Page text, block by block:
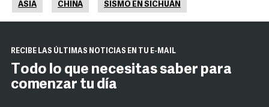
ASIA CHINA SISMO EN SICHUÁN
RECIBE LAS ÚLTIMAS NOTICIAS EN TU E-MAIL
Todo lo que necesitas saber para
comenzar tu día